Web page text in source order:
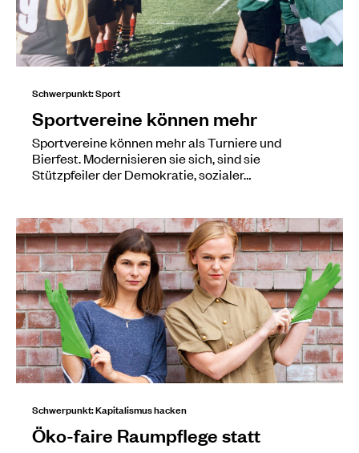
Schwerpunkt: Sport
Sportvereine können mehr
Sportvereine können mehr als Turniere und
Bierfest. Modernisieren sie sich, sind sie
Stützpfeiler der Demokratie, sozialer…
Schwerpunkt: Kapitalismus hacken
Öko-faire Raumpflege statt